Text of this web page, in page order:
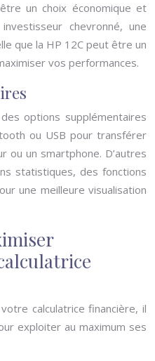
un choix économique et
chevronné, une
que la HP 12C peut être un
vos performances.
options supplémentaires
ou USB pour transférer
ou un smartphone. D’autres
statistiques, des fonctions
une meilleure visualisation
calculatrice financière, il
exploiter au maximum ses